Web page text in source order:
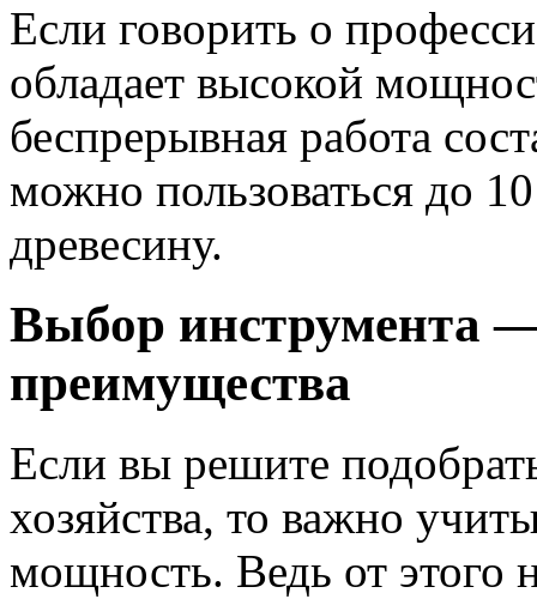
Если говорить о
обладает высокой
беспрерывная работа
можно пользоваться до
древесину.
Выбор инструмента
преимущества
Если вы решите
хозяйства, то важно
мощность. Ведь от этого